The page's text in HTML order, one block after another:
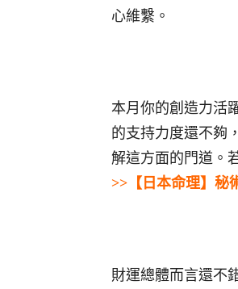
心維繫。
本月你的創造力活
的支持力度還不夠
解這方面的門道。
>>【日本命理】秘
財運總體而言還不